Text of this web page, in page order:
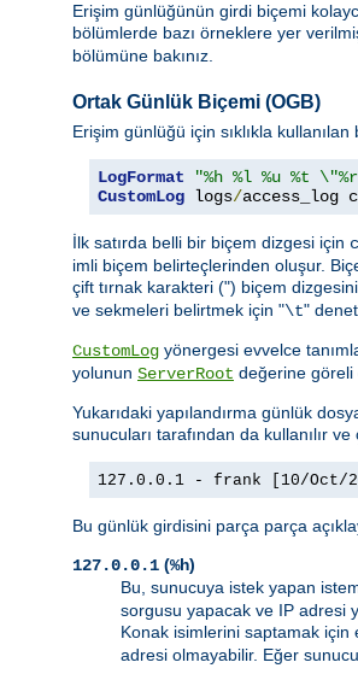
Erişim günlüğünün girdi biçemi
bölümlerde bazı örneklere yer
bölümüne bakınız.
Ortak Günlük Biçemi (OGB)
Erişim günlüğü için sıklıkla kullanılan
LogFormat "%h %l %u %t
CustomLog logs/access_log
İlk satırda belli bir biçem dizgesi için
imli biçem belirteçlerinden oluşur.
çift tırnak karakteri (") biçem
ve sekmeleri belirtmek için "\t"
CustomLog yönergesi evvelce
yolunun ServerRoot değerine göreli
Yukarıdaki yapılandırma günlük
sunucuları tarafından da kullanılır
127.0.0.1 - frank [10/Oct/
Bu günlük girdisini parça parça
127.0.0.1 (%h)
Bu, sunucuya istek yapan
sorgusu yapacak ve IP adresi
Konak isimlerini saptamak için
adresi olmayabilir. Eğer